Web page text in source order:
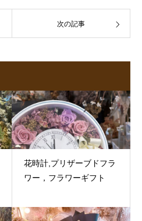
次の記事
花時計,プリザーブドフラ
ワー，フラワーギフト